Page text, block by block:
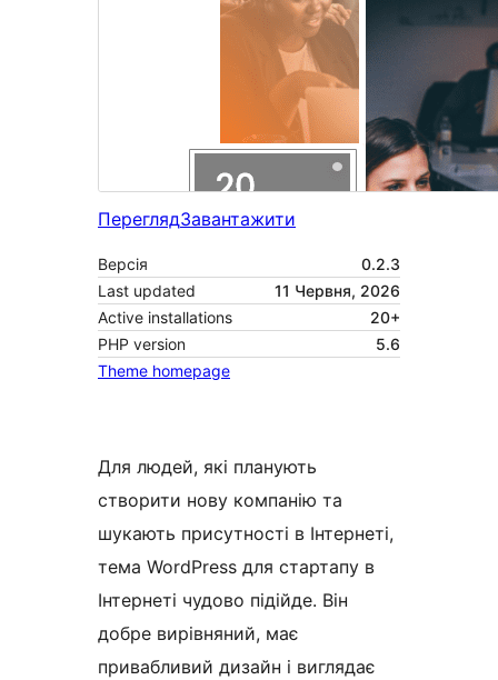
ПереглядЗавантажити
Версія
0.2.3
Last updated
11 Червня, 2026
Active installations
20+
PHP version
5.6
Theme homepage
Для людей, які планують
створити нову компанію та
шукають присутності в Інтернеті,
тема WordPress для стартапу в
Інтернеті чудово підійде. Він
добре вирівняний, має
привабливий дизайн і виглядає